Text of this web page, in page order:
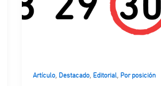
Artículo, Destacado, Editorial, Por posición